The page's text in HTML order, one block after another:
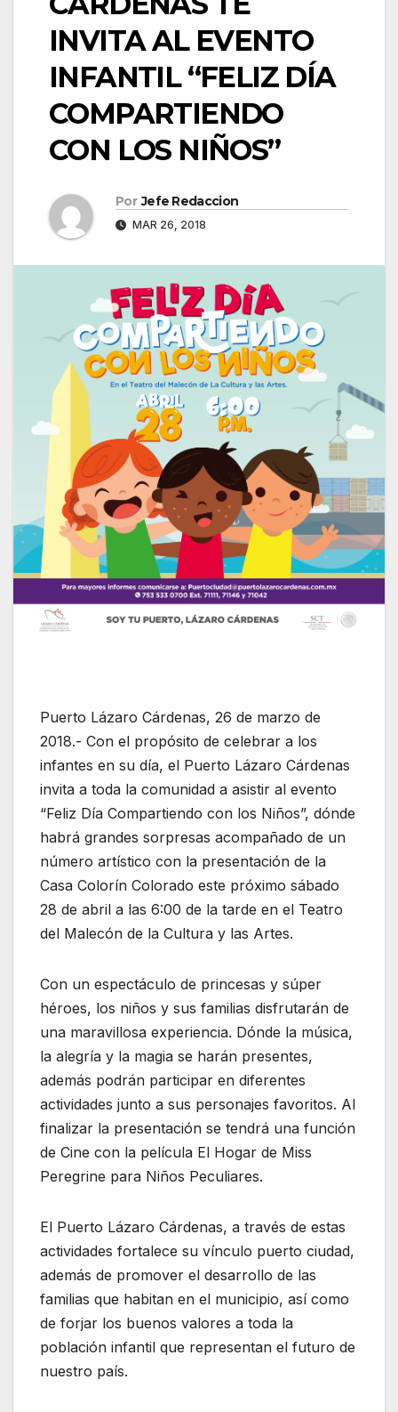
INVITA AL EVENTO
INFANTIL “FELIZ DÍA
COMPARTIENDO
CON LOS NIÑOS”
Por Jefe Redaccion
MAR 26, 2018
Puerto Lázaro Cárdenas, 26 de marzo de
2018.- Con el propósito de celebrar a los
infantes en su día, el Puerto Lázaro Cárdenas
invita a toda la comunidad a asistir al evento
“Feliz Día Compartiendo con los Niños”, dónde
habrá grandes sorpresas acompañado de un
número artístico con la presentación de la
Casa Colorín Colorado este próximo sábado
28 de abril a las 6:00 de la tarde en el Teatro
del Malecón de la Cultura y las Artes.
Con un espectáculo de princesas y súper
héroes, los niños y sus familias disfrutarán de
una maravillosa experiencia. Dónde la música,
la alegría y la magia se harán presentes,
además podrán participar en diferentes
actividades junto a sus personajes favoritos. Al
finalizar la presentación se tendrá una función
de Cine con la película El Hogar de Miss
Peregrine para Niños Peculiares.
El Puerto Lázaro Cárdenas, a través de estas
actividades fortalece su vínculo puerto ciudad,
además de promover el desarrollo de las
familias que habitan en el municipio, así como
de forjar los buenos valores a toda la
población infantil que representan el futuro de
nuestro país.